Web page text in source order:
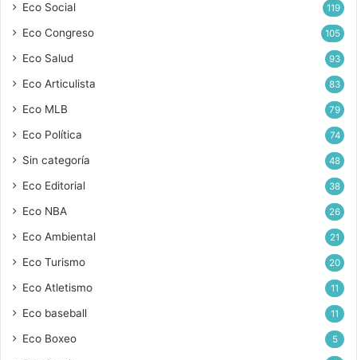
Eco Social 119
Eco Congreso 105
Eco Salud 93
Eco Articulista 83
Eco MLB 79
Eco Política 74
Sin categoría 48
Eco Editorial 38
Eco NBA 26
Eco Ambiental 21
Eco Turismo 20
Eco Atletismo 11
Eco baseball 11
Eco Boxeo 5